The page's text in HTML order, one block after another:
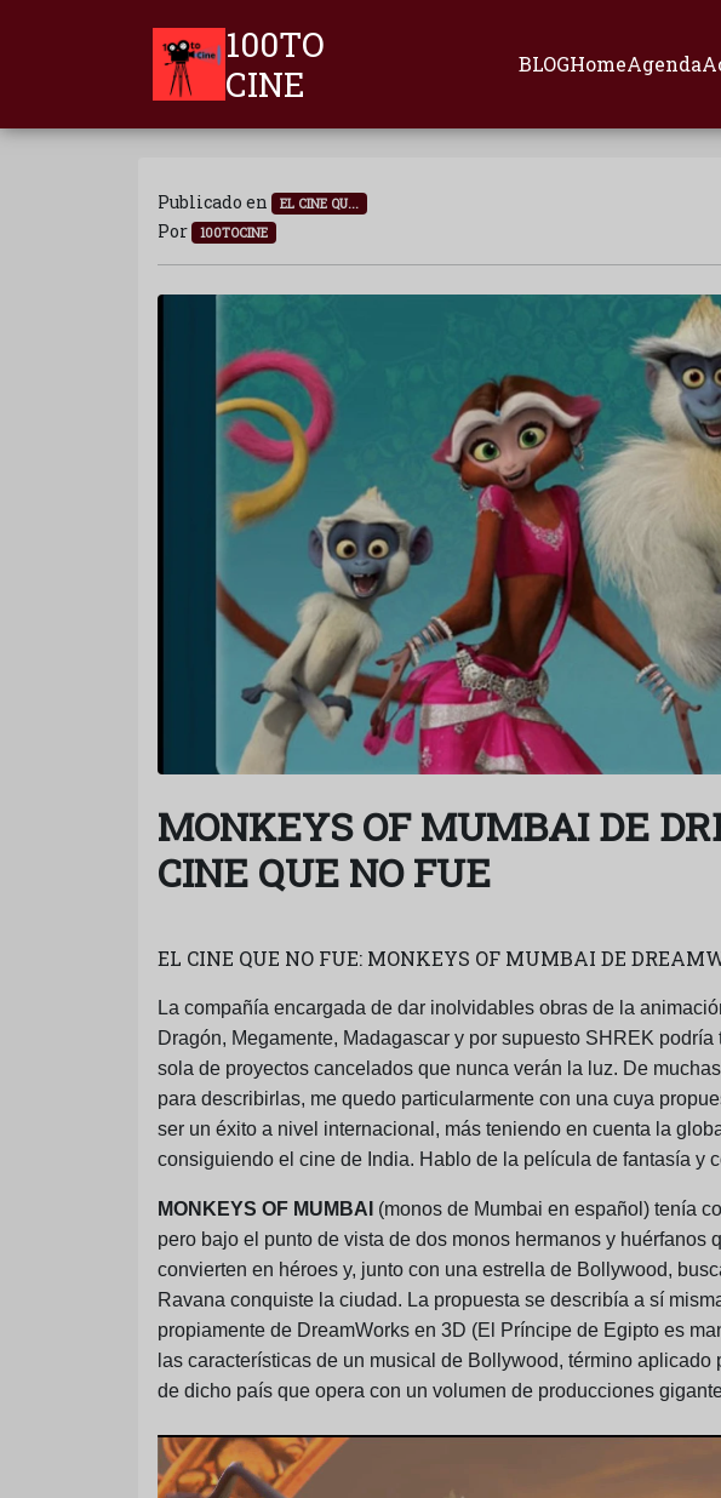
100TO
CINE
BLOGHomeAgenda
Publicado en EL CINE QU...
Por 100TOCINE
MONKEYS OF MUMBAI DE
CINE QUE NO FUE
EL CINE QUE NO FUE: MONKEYS OF MUMBAI DE
La compañía encargada de dar inolvidables obras de la
Dragón, Megamente, Madagascar y por supuesto SHREK
sola de proyectos cancelados que nunca verán la luz. De
para describirlas, me quedo particularmente con una cuya
ser un éxito a nivel internacional, más teniendo en cuenta la
consiguiendo el cine de India. Hablo de la película de fantasía y
MONKEYS OF MUMBAI (monos de Mumbai en español) tenía
pero bajo el punto de vista de dos monos hermanos y huérfanos
convierten en héroes y, junto con una estrella de Bollywood,
Ravana conquiste la ciudad. La propuesta se describía a sí
propiamente de DreamWorks en 3D (El Príncipe de Egipto es
las características de un musical de Bollywood, término
de dicho país que opera con un volumen de producciones